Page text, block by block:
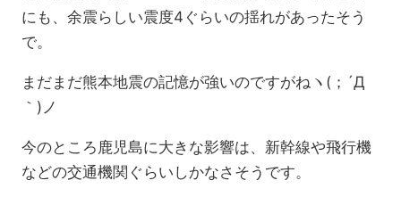
にも、余震らしい震度4ぐらいの揺れがあったそう
で。
まだまだ熊本地震の記憶が強いのですがねヽ(；´Д
｀)ノ
今のところ鹿児島に大きな影響は、新幹線や飛行機
などの交通機関ぐらいしかなさそうです。